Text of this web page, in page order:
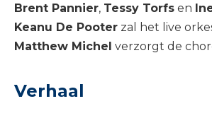
Brent Pannier, Tessy Torfs en
Keanu De Pooter zal het live
Matthew Michel verzorgt de
Verhaal